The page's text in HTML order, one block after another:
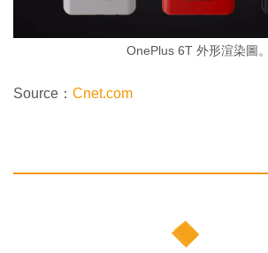
OnePlus 6T 外形渲染圖。
Source： Cnet.com